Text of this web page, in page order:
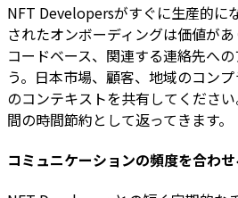
NFT Developersがすぐに生産的に
されたオンボーディングは価値があ
コードベース、関連する連絡先へ
う。日本市場、顧客、地域のコン
のコンテキストを共有してくださ
間の時間節約として返ってきます。
コミュニケーションの頻度を合わせ